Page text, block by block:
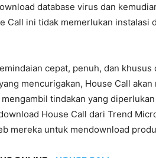
database virus dan
Call ini tidak memerlukan instalasi
cepat, penuh, dan
mencurigakan, House Call
tindakan yang
House Call dari Trend
mereka untuk mendownload